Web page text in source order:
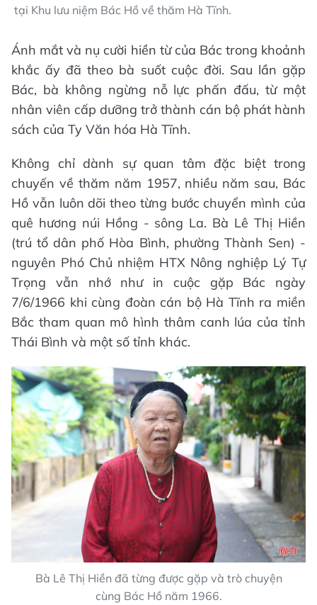
tại Khu lưu niệm Bác Hồ về thăm Hà Tĩnh.
Ánh mắt và nụ cười hiền từ của Bác trong khoảnh
khắc ấy đã theo bà suốt cuộc đời. Sau lần gặp
Bác, bà không ngừng nỗ lực phấn đấu, từ một
nhân viên cấp dưỡng trở thành cán bộ phát hành
sách của Ty Văn hóa Hà Tĩnh.
Không chỉ dành sự quan tâm đặc biệt trong
chuyến về thăm năm 1957, nhiều năm sau, Bác
Hồ vẫn luôn dõi theo từng bước chuyển mình của
quê hương núi Hồng - sông La. Bà Lê Thị Hiền
(trú tổ dân phố Hòa Bình, phường Thành Sen) -
nguyên Phó Chủ nhiệm HTX Nông nghiệp Lý Tự
Trọng vẫn nhớ như in cuộc gặp Bác ngày
7/6/1966 khi cùng đoàn cán bộ Hà Tĩnh ra miền
Bắc tham quan mô hình thâm canh lúa của tỉnh
Thái Bình và một số tỉnh khác.
Bà Lê Thị Hiền đã từng được gặp và trò chuyện
cùng Bác Hồ năm 1966.